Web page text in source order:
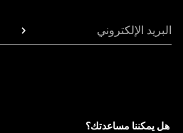
البريد الإلكتروني
هل يمكننا مساعدتك؟